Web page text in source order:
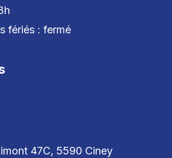
fériés : fermé
47C, 5590 Ciney